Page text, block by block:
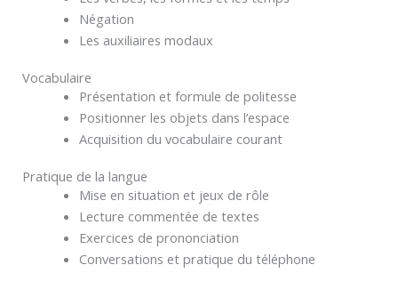
Négation
Les auxiliaires modaux
Vocabulaire
Présentation et formule de politesse
Positionner les objets dans l’espace
Acquisition du vocabulaire courant
Pratique de la langue
Mise en situation et jeux de rôle
Lecture commentée de textes
Exercices de prononciation
Conversations et pratique du téléphone